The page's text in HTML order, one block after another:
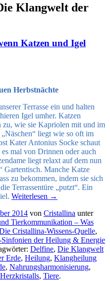
Klangwelt der
Katzen und Igel
Herbstnächte
Terrasse ein und halten
Igel umher. Katzen
zu, wie sie Kapriolen mit und im
liegt wie so oft im
Kater Antonius Socke schaut
mal von Drinnen oder auch
liegt relaxt auf dem nun
Gartentisch. Manche Katze
zu bekommen, indem sie sich
Terrassentüre „putzt“. Ein
Weiterlesen →
2014 von Cristallina unter
Tierkommunikation – Was
Cristallina-Wissens-Quelle,
der Heilung & Energie
Delfine, Die Klangwelt
Erde, Heilung, Klangheilung
, Nahrungsharmonisierung,
, Tiere.